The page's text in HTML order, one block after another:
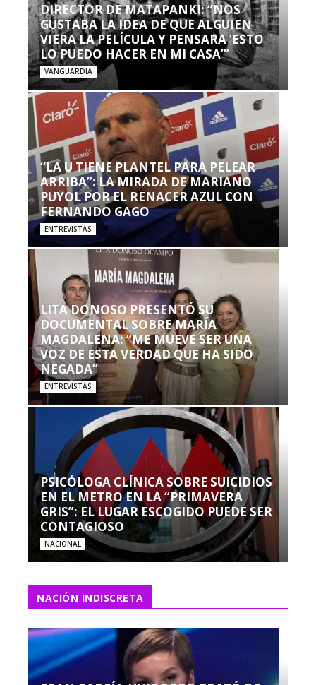
DIRECTOR DE MATAPANKI: “NOS
GUSTABA LA IDEA DE QUE ALGUIEN
VIERA LA PELÍCULA Y PENSARA ‘ESTO
LO PUEDO HACER EN MI CASA’”
VANGUARDIA
“LA U TIENE PLANTEL PARA PELEAR
ARRIBA”: LA MIRADA DE MARIANO
PUYOL POR EL RENACER AZUL CON
FERNANDO GAGO
ENTREVISTAS
LITA DONOSO PRESENTÓ SU
DOCUMENTAL SOBRE MARÍA
MAGDALENA: “ME MUEVE SER UNA
VOZ DE ESTA VERDAD QUE HA SIDO
NEGADA”
ENTREVISTAS
PSICÓLOGA CLÍNICA SOBRE SUICIDIOS
EN EL METRO EN LA “PRIMAVERA
GRIS”: EL LUGAR ESCOGIDO PUEDE SER
CONTAGIOSO
NACIONAL
NACIÓN INDISCRETA